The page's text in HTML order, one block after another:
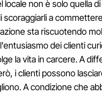
locale non è solo quella
scoraggiarli a
sta riscuotendo
dei clienti
la vita in carcere. A
i clienti possono
A condizione che